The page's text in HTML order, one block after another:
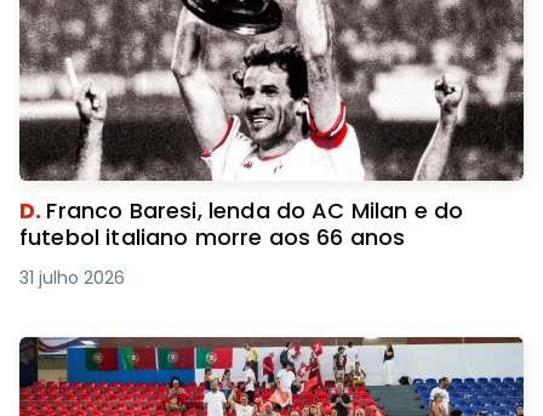
D. Franco Baresi, lenda do AC Milan e do
futebol italiano morre aos 66 anos
31 julho 2026